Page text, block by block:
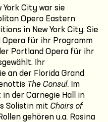
York City war sie
Opera Eastern
in New York City. Sie
Opera für ihr Programm
Portland Opera für ihr
Ihr
an der Florida Grand
The Consul. Im
der Carnegie Hall in
Solistin mit Choirs of
gehören u.a. Rosina